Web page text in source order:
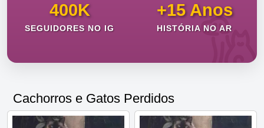
400K
SEGUIDORES NO IG
+15 Anos
HISTÓRIA NO AR
Cachorros e Gatos Perdidos